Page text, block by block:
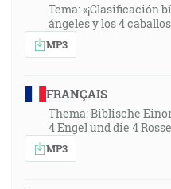
Tema: «¡Clasificación
ángeles y los 4
MP3
FRANÇAIS
Thema: Biblische
4 Engel und die 4
MP3